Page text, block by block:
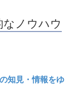
ノウハウ
知見・情報をゆ